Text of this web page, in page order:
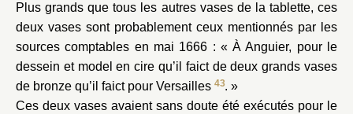
Plus grands que tous les autres vases de la tablette, ces
deux vases sont probablement ceux mentionnés par les
sources comptables en mai 1666 : « À Anguier, pour le
dessein et model en cire qu’il faict de deux grands vases
de bronze qu’il faict pour Versailles 43. »
Ces deux vases avaient sans doute été exécutés pour le